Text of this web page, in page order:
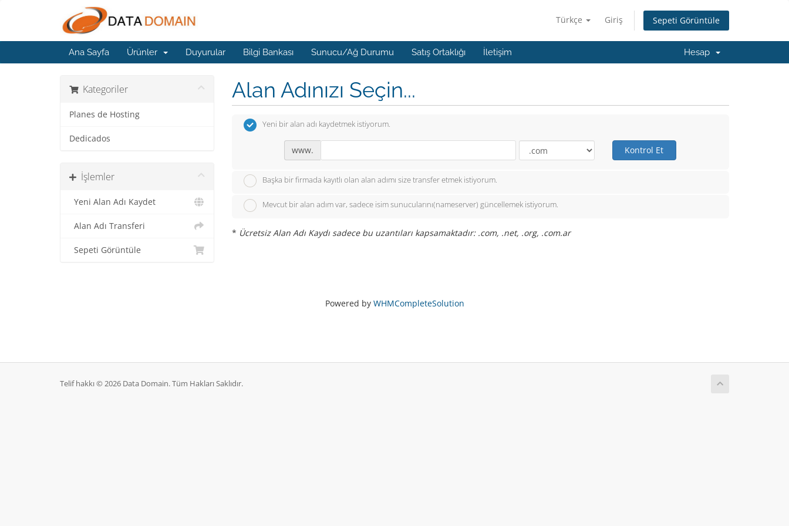
Türkçe Giriş Sepeti Görüntüle
Ana Sayfa Ürünler Duyurular Bilgi Bankası Sunucu/Ağ Durumu Satış Ortaklığı İletişim Hesap
Kategoriler
Planes de Hosting
Dedicados
İşlemler
Yeni Alan Adı Kaydet
Alan Adı Transferi
Sepeti Görüntüle
Alan Adınızı Seçin...
Yeni bir alan adı kaydetmek istiyorum.
www. Kontrol Et
Başka bir firmada kayıtlı olan alan adımı size transfer etmek istiyorum.
Mevcut bir alan adım var, sadece isim sunucularını(nameserver) güncellemek istiyorum.
* Ücretsiz Alan Adı Kaydı sadece bu uzantıları kapsamaktadır: .com, .net, .org, .com.ar
Powered by WHMCompleteSolution
Telif hakkı © 2026 Data Domain. Tüm Hakları Saklıdır.